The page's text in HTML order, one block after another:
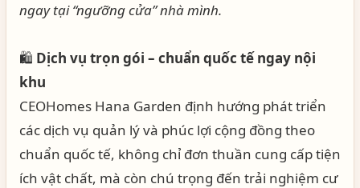
ngay tại “ngưỡng cửa” nhà mình.
🛍️ Dịch vụ trọn gói – chuẩn quốc tế ngay nội
khu
CEOHomes Hana Garden định hướng phát triển
các dịch vụ quản lý và phúc lợi cộng đồng theo
chuẩn quốc tế, không chỉ đơn thuần cung cấp tiện
ích vật chất, mà còn chú trọng đến trải nghiệm cư